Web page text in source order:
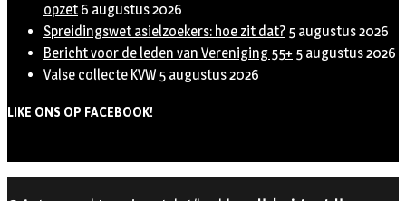
opzet 6 augustus 2026
Spreidingswet asielzoekers: hoe zit dat? 5 augustus 2026
Bericht voor de leden van Vereniging 55+ 5 augustus 2026
Valse collecte KVW 5 augustus 2026
LIKE ONS OP FACEBOOK!